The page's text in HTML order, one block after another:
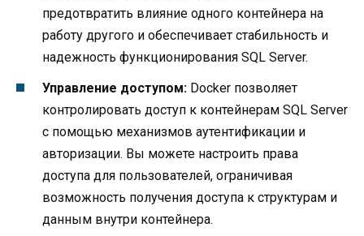
предотвратить влияние одного контейнера на
работу другого и обеспечивает стабильность и
надежность функционирования SQL Server.
Управление доступом: Docker позволяет
контролировать доступ к контейнерам SQL Server
с помощью механизмов аутентификации и
авторизации. Вы можете настроить права
доступа для пользователей, ограничивая
возможность получения доступа к структурам и
данным внутри контейнера.